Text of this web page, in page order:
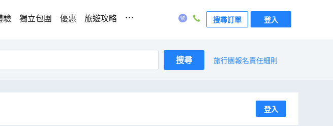
驗 獨立包團 優惠 旅遊攻略 ... 搜尋訂單 登入
搜尋 旅行團報名責任細則
登入